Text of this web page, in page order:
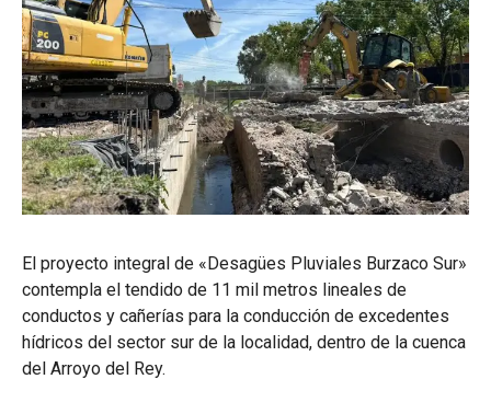
El proyecto integral de «Desagües Pluviales Burzaco Sur»
contempla el tendido de 11 mil metros lineales de
conductos y cañerías para la conducción de excedentes
hídricos del sector sur de la localidad, dentro de la cuenca
del Arroyo del Rey.